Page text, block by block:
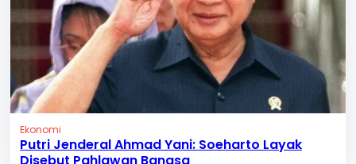
Ekonomi
Putri Jenderal Ahmad Yani: Soeharto Layak